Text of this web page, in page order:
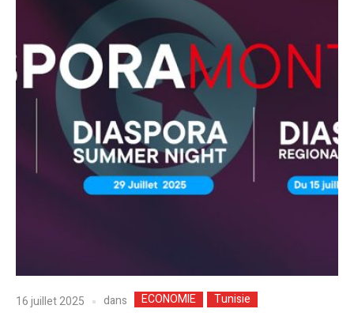
16 juillet 2025 dans ECONOMIE Tunisie